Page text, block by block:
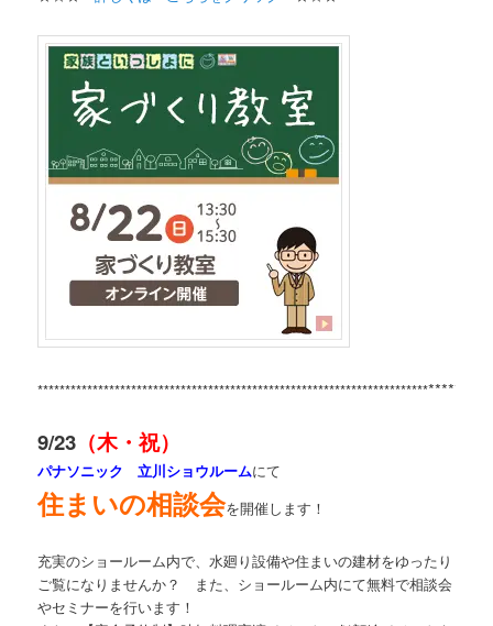
***********************************************************************
9/23 （木・祝）
パナソニック 立川ショウルームにて
住まいの相談会を開催します！
充実のショールーム内で、水廻り設備や住まいの建材をゆったり
ご覧になりませんか？ また、ショールーム内にて無料で相談会
やセミナーを行います！